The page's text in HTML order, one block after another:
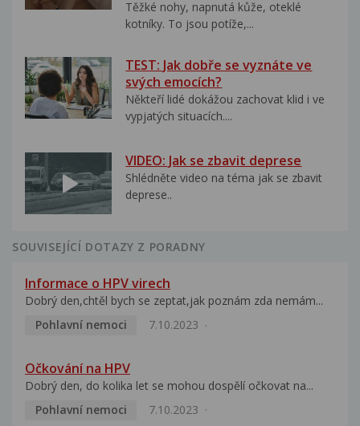
Těžké nohy, napnutá kůže, oteklé
kotníky. To jsou potíže,...
TEST: Jak dobře se vyznáte ve
svých emocích?
Někteří lidé dokážou zachovat klid i ve
vypjatých situacích....
VIDEO: Jak se zbavit deprese
Shlédněte video na téma jak se zbavit
deprese..
SOUVISEJÍCÍ DOTAZY Z PORADNY
Informace o HPV virech
Dobrý den,chtěl bych se zeptat,jak poznám zda nemám...
Pohlavní nemoci
7.10.2023
Očkování na HPV
Dobrý den, do kolika let se mohou dospělí očkovat na...
Pohlavní nemoci
7.10.2023